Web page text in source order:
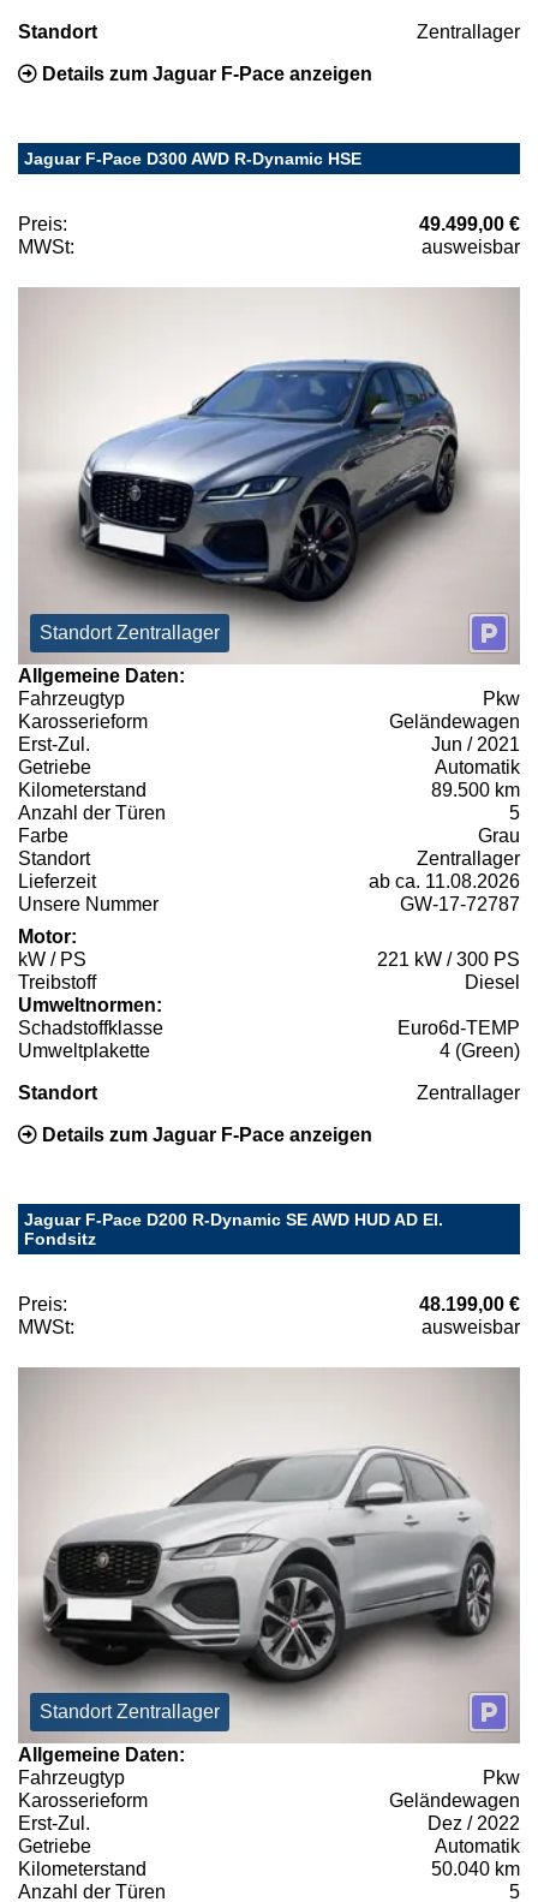
Standort Zentrallager
Details zum Jaguar F-Pace anzeigen
Jaguar F-Pace D300 AWD R-Dynamic HSE
Preis:
49.499,00 €
MWSt:
ausweisbar
Standort Zentrallager
Allgemeine Daten:
Fahrzeugtyp
Pkw
Karosserieform
Geländewagen
Erst-Zul.
Jun / 2021
Getriebe
Automatik
Kilometerstand
89.500 km
Anzahl der Türen
5
Farbe
Grau
Standort
Zentrallager
Lieferzeit
ab ca. 11.08.2026
Unsere Nummer
GW-17-72787
Motor:
kW / PS
221 kW / 300 PS
Treibstoff
Diesel
Umweltnormen:
Schadstoffklasse
Euro6d-TEMP
Umweltplakette
4 (Green)
Standort Zentrallager
Details zum Jaguar F-Pace anzeigen
Jaguar F-Pace D200 R-Dynamic SE AWD HUD AD El.
Fondsitz
Preis:
48.199,00 €
MWSt:
ausweisbar
Standort Zentrallager
Allgemeine Daten:
Fahrzeugtyp
Pkw
Karosserieform
Geländewagen
Erst-Zul.
Dez / 2022
Getriebe
Automatik
Kilometerstand
50.040 km
Anzahl der Türen
5